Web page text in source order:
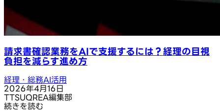
請求書確認業務をAIで支援するには？経理の目視
負担を減らす進め方
経理・総務AI活用
2026年4月16日
TTSUQREA編集部
続きを読む